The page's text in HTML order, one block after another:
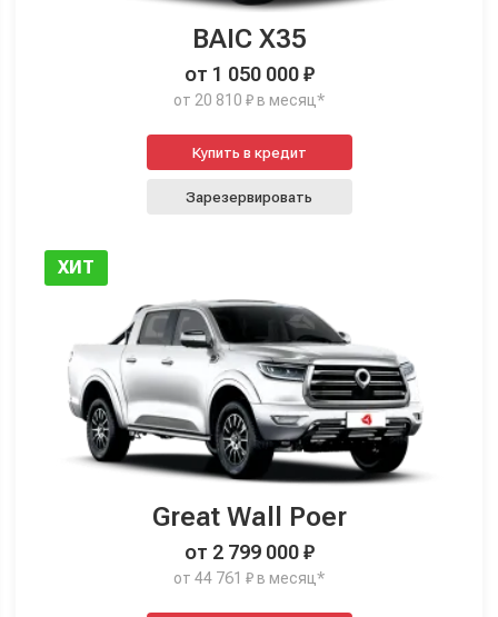
BAIC X35
от 1 050 000 ₽
от 20 810 ₽ в месяц*
Купить в кредит
Зарезервировать
ХИТ
Great Wall Poer
от 2 799 000 ₽
от 44 761 ₽ в месяц*